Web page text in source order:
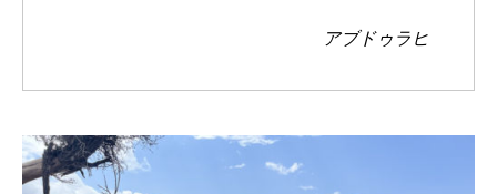
アブドゥラヒ